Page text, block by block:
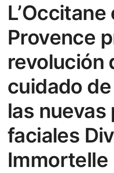
L’Occitane
Provence
revolución
cuidado
las nuevas
faciales
Immortelle